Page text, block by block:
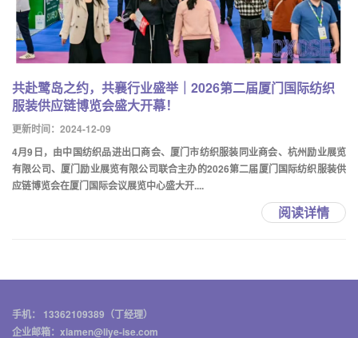
共赴鹭岛之约，共襄行业盛举｜2026第二届厦门国际纺织
服装供应链博览会盛大开幕！
更新时间：2024-12-09
4月9日，由中国纺织品进出口商会、厦门市纺织服装同业商会、杭州励业展览
有限公司、厦门励业展览有限公司联合主办的2026第二届厦门国际纺织服装供
应链博览会在厦门国际会议展览中心盛大开....
阅读详情
手机： 13362109389（丁经理）
企业邮箱：xiamen@liye-ise.com